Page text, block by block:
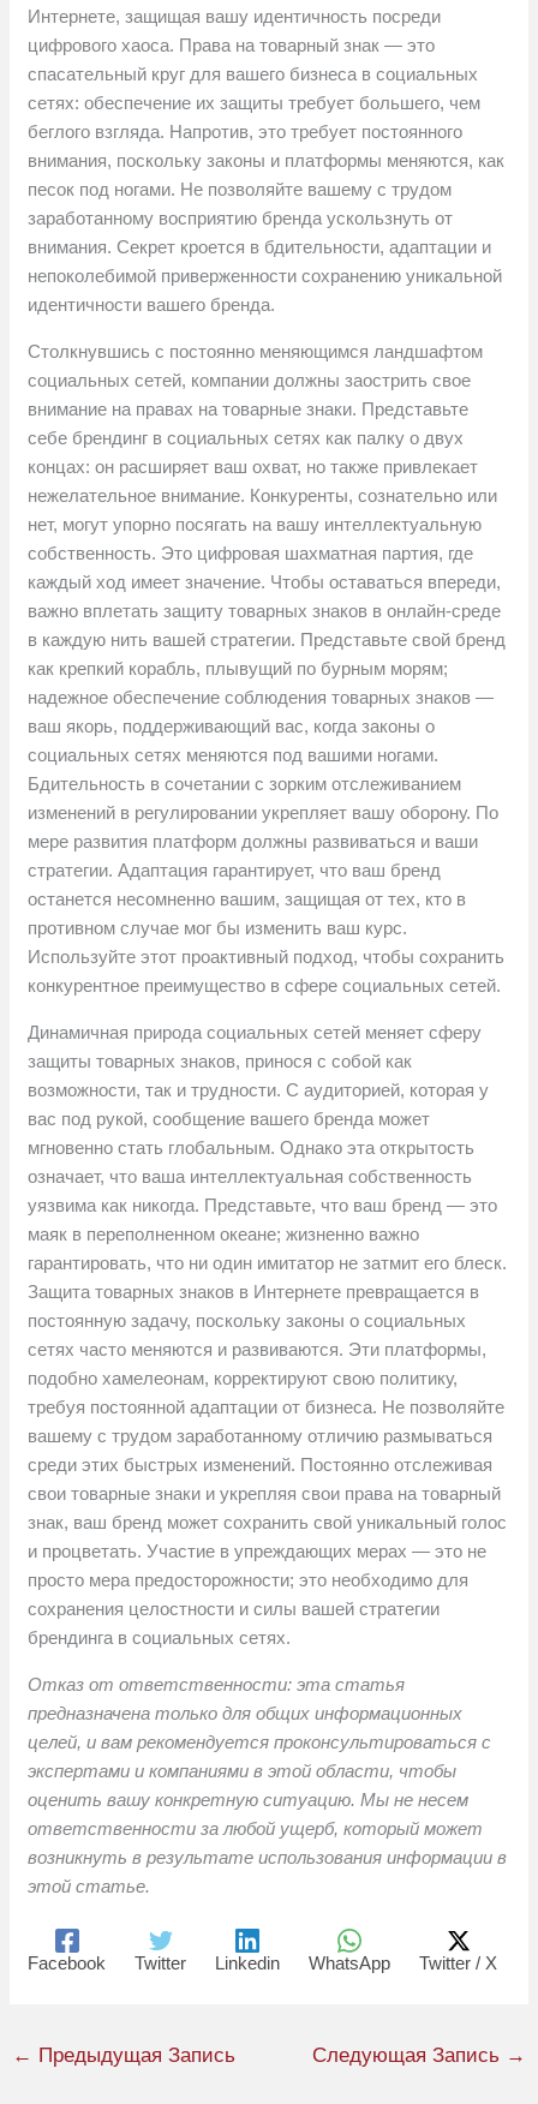
Интернете, защищая вашу идентичность посреди
цифрового хаоса. Права на товарный знак — это
спасательный круг для вашего бизнеса в социальных
сетях: обеспечение их защиты требует большего, чем
беглого взгляда. Напротив, это требует постоянного
внимания, поскольку законы и платформы меняются, как
песок под ногами. Не позволяйте вашему с трудом
заработанному восприятию бренда ускользнуть от
внимания. Секрет кроется в бдительности, адаптации и
непоколебимой приверженности сохранению уникальной
идентичности вашего бренда.
Столкнувшись с постоянно меняющимся ландшафтом
социальных сетей, компании должны заострить свое
внимание на правах на товарные знаки. Представьте
себе брендинг в социальных сетях как палку о двух
концах: он расширяет ваш охват, но также привлекает
нежелательное внимание. Конкуренты, сознательно или
нет, могут упорно посягать на вашу интеллектуальную
собственность. Это цифровая шахматная партия, где
каждый ход имеет значение. Чтобы оставаться впереди,
важно вплетать защиту товарных знаков в онлайн-среде
в каждую нить вашей стратегии. Представьте свой бренд
как крепкий корабль, плывущий по бурным морям;
надежное обеспечение соблюдения товарных знаков —
ваш якорь, поддерживающий вас, когда законы о
социальных сетях меняются под вашими ногами.
Бдительность в сочетании с зорким отслеживанием
изменений в регулировании укрепляет вашу оборону. По
мере развития платформ должны развиваться и ваши
стратегии. Адаптация гарантирует, что ваш бренд
останется несомненно вашим, защищая от тех, кто в
противном случае мог бы изменить ваш курс.
Используйте этот проактивный подход, чтобы сохранить
конкурентное преимущество в сфере социальных сетей.
Динамичная природа социальных сетей меняет сферу
защиты товарных знаков, принося с собой как
возможности, так и трудности. С аудиторией, которая у
вас под рукой, сообщение вашего бренда может
мгновенно стать глобальным. Однако эта открытость
означает, что ваша интеллектуальная собственность
уязвима как никогда. Представьте, что ваш бренд — это
маяк в переполненном океане; жизненно важно
гарантировать, что ни один имитатор не затмит его блеск.
Защита товарных знаков в Интернете превращается в
постоянную задачу, поскольку законы о социальных
сетях часто меняются и развиваются. Эти платформы,
подобно хамелеонам, корректируют свою политику,
требуя постоянной адаптации от бизнеса. Не позволяйте
вашему с трудом заработанному отличию размываться
среди этих быстрых изменений. Постоянно отслеживая
свои товарные знаки и укрепляя свои права на товарный
знак, ваш бренд может сохранить свой уникальный голос
и процветать. Участие в упреждающих мерах — это не
просто мера предосторожности; это необходимо для
сохранения целостности и силы вашей стратегии
брендинга в социальных сетях.
Отказ от ответственности: эта статья
предназначена только для общих информационных
целей, и вам рекомендуется проконсультироваться с
экспертами и компаниями в этой области, чтобы
оценить вашу конкретную ситуацию. Мы не несем
ответственности за любой ущерб, который может
возникнуть в результате использования информации в
этой статье.
Facebook Twitter Linkedin WhatsApp Twitter / X
← Предыдущая Запись Следующая Запись →